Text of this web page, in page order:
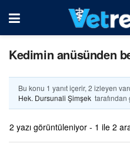
Kedimin anüsünden
Bu konu 1 yanıt içerir, 2 izleyen
Hek. Dursunali Şimşek
2 yazı görüntüleniyor - 1 ile 2